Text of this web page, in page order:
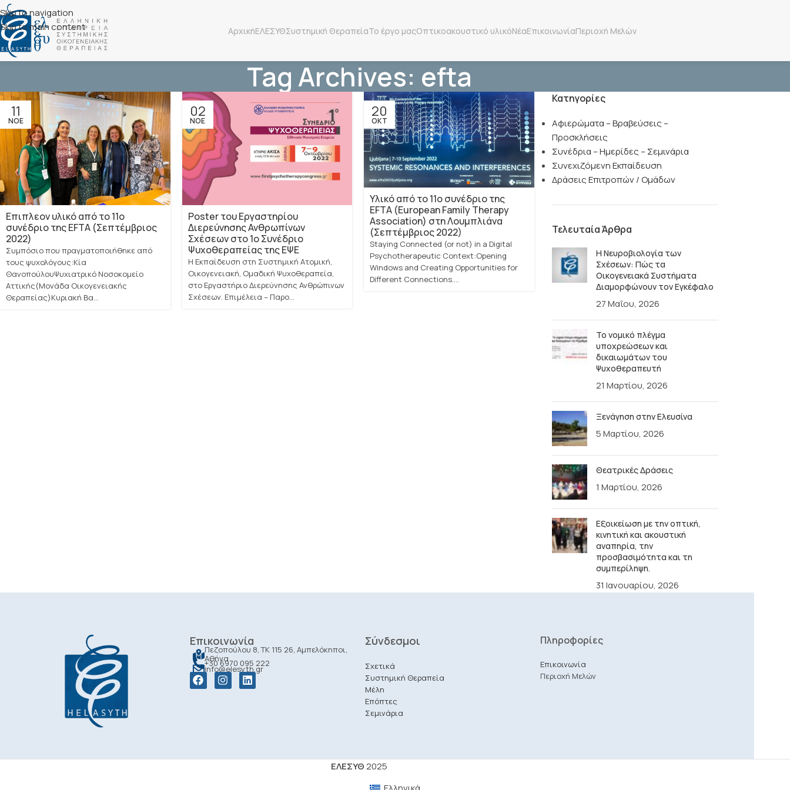
Skip to navigation
Skip to main content
ΑρχικήΕΛΕΣΥΘΣυστημική ΘεραπείαΤο έργο μαςΟπτικοακουστικό υλικόΝέαΕπικοινωνίαΠεριοχή Μελών
Tag Archives: efta
11
ΝΟΈ
Επιπλεον υλικό από το 11ο
συνέδριο της EFTA (Σεπτέμβριος
2022)
Συμπόσιο που πραγματοποιήθηκε από
τους ψυχολόγους:Κία
ΘανοπούλουΨυχιατρικό Νοσοκομείο
Αττικής(Μονάδα Οικογενειακής
Θεραπείας)Κυριακή Βα...
02
ΝΟΈ
Poster του Εργαστηρίου
Διερεύνησης Ανθρωπίνων
Σχέσεων στο 1ο Συνέδριο
Ψυχοθεραπείας της ΕΨΕ
Η Εκπαίδευση στη Συστημική Ατομική,
Οικογενειακή, Ομαδική Ψυχοθεραπεία,
στο Εργαστήριο Διερεύνησης Ανθρώπινων
Σχέσεων. Επιμέλεια – Παρο...
20
ΟΚΤ
Υλικό από το 11ο συνέδριο της
EFTA (European Family Therapy
Association) στη Λουμπλιάνα
(Σεπτέμβριος 2022)
Staying Connected (or not) in a Digital
Psychotherapeutic Context:Opening
Windows and Creating Opportunities for
Different Connections....
Κατηγορίες
Αφιερώματα – Βραβεύσεις –
Προσκλήσεις
Συνέδρια – Ημερίδες – Σεμινάρια
Συνεχιζόμενη Εκπαίδευση
Δράσεις Επιτροπών / Ομάδων
Τελευταία Άρθρα
Η Νευροβιολογία των
Σχέσεων: Πώς τα
Οικογενειακά Συστήματα
Διαμορφώνουν τον Εγκέφαλο
27 Μαΐου, 2026
Το νομικό πλέγμα
υποχρεώσεων και
δικαιωμάτων του
Ψυχοθεραπευτή
21 Μαρτίου, 2026
Ξενάγηση στην Ελευσίνα
5 Μαρτίου, 2026
Θεατρικές Δράσεις
1 Μαρτίου, 2026
Εξοικείωση με την οπτική,
κινητική και ακουστική
αναπηρία, την
προσβασιμότητα και τη
συμπερίληψη.
31 Ιανουαρίου, 2026
Επικοινωνία
Πεζοπούλου 8, ΤΚ 115 26, Αμπελόκηποι,
Αθήνα
+30 6970 095 222
info@elesyth.gr
Σύνδεσμοι
Σχετικά
Συστημική Θεραπεία
Μέλη
Επόπτες
Σεμινάρια
Πληροφορίες
Επικοινωνία
Περιοχή Μελών
ΕΛΕΣΥΘ2025